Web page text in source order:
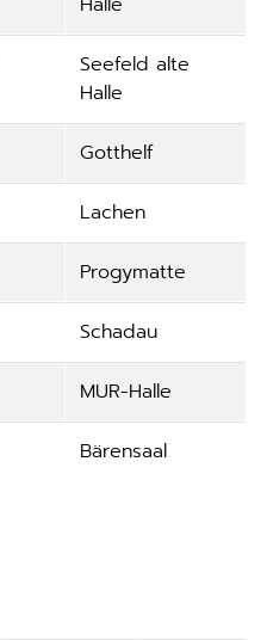
Seefeld alte
Halle
Gotthelf
Lachen
Progymatte
Schadau
MUR-Halle
Bärensaal